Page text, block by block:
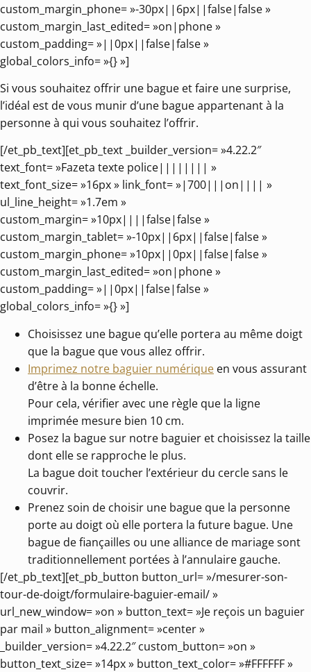
custom_margin_phone= »-30px||6px||false|false »
custom_margin_last_edited= »on|phone »
custom_padding= »||0px||false|false »
global_colors_info= »{} »]
Si vous souhaitez offrir une bague et faire une surprise,
l’idéal est de vous munir d’une bague appartenant à la
personne à qui vous souhaitez l’offrir.
[/et_pb_text][et_pb_text _builder_version= »4.22.2″
text_font= »Fazeta texte police|||||||| »
text_font_size= »16px » link_font= »|700|||on|||| »
ul_line_height= »1.7em »
custom_margin= »10px||||false|false »
custom_margin_tablet= »-10px||6px||false|false »
custom_margin_phone= »10px||0px||false|false »
custom_margin_last_edited= »on|phone »
custom_padding= »||0px||false|false »
global_colors_info= »{} »]
Choisissez une bague qu’elle portera au même doigt
que la bague que vous allez offrir.
Imprimez notre baguier numérique en vous assurant
d’être à la bonne échelle.
Pour cela, vérifier avec une règle que la ligne
imprimée mesure bien 10 cm.
Posez la bague sur notre baguier et choisissez la taille
dont elle se rapproche le plus.
La bague doit toucher l’extérieur du cercle sans le
couvrir.
Prenez soin de choisir une bague que la personne
porte au doigt où elle portera la future bague. Une
bague de fiançailles ou une alliance de mariage sont
traditionnellement portées à l’annulaire gauche.
[/et_pb_text][et_pb_button button_url= »/mesurer-son-
tour-de-doigt/formulaire-baguier-email/ »
url_new_window= »on » button_text= »Je reçois un baguier
par mail » button_alignment= »center »
_builder_version= »4.22.2″ custom_button= »on »
button_text_size= »14px » button_text_color= »#FFFFFF »